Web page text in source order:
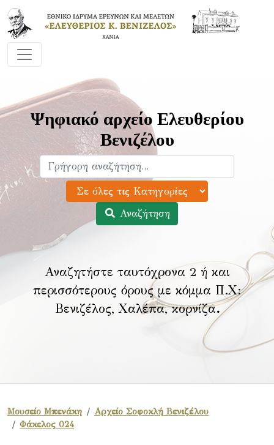
Ψηφιακό αρχείο Ελευθερίου
Βενιζέλου
Αναζήτηση
Αναζητήστε ταυτόχρονα 2 ή και
περισσότερους όρους με κόμμα Π.Χ:
Βενιζέλος, Χαλέπα, κορνίζα.
Μουσείο Μπενάκη
Αρχείο Σοφοκλή Βενιζέλου
Φάκελος 024